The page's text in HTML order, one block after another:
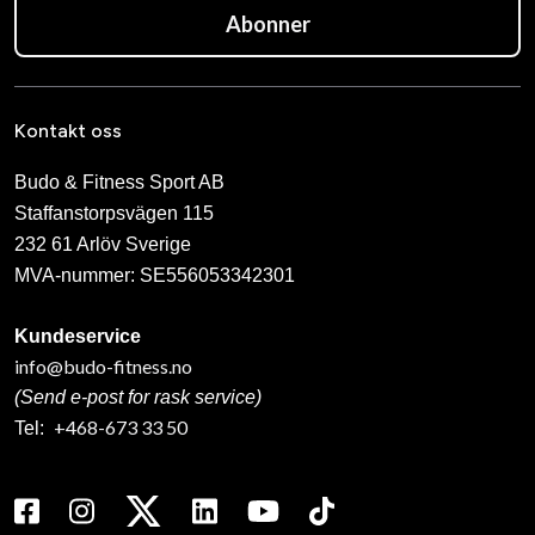
Abonner
Kontakt oss
Budo & Fitness Sport AB
Staffanstorpsvägen 115
232 61 Arlöv Sverige
MVA-nummer: SE556053342301
Kundeservice
info@budo-fitness.no
(Send e-post for rask service)
Tel: +468-673 33 50